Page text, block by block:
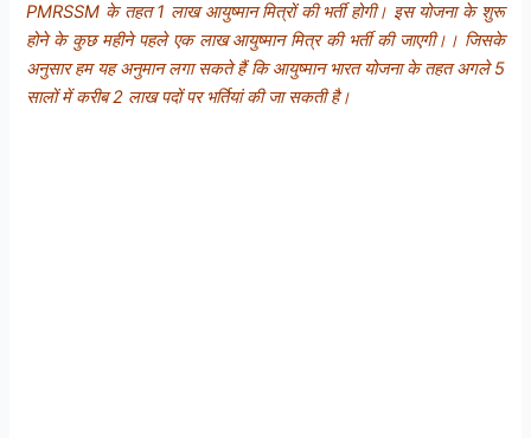
PMRSSM के तहत 1 लाख आयुष्मान मित्रों की भर्ती होगी। इस योजना के शुरू
होने के कुछ महीने पहले एक लाख आयुष्मान मित्र की भर्ती की जाएगी।। जिसके
अनुसार हम यह अनुमान लगा सकते हैं कि आयुष्मान भारत योजना के तहत अगले 5
सालों में करीब 2 लाख पदों पर भर्तियां की जा सकती है।